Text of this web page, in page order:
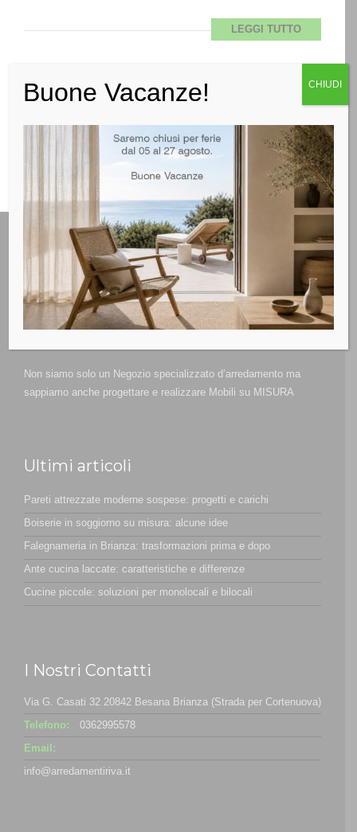
LEGGI TUTTO
Non siamo solo un Negozio specializzato d’arredamento ma
sappiamo anche progettare e realizzare Mobili su MISURA
Ultimi articoli
Pareti attrezzate moderne sospese: progetti e carichi
Boiserie in soggiorno su misura: alcune idee
Falegnameria in Brianza: trasformazioni prima e dopo
Ante cucina laccate: caratteristiche e differenze
Cucine piccole: soluzioni per monolocali e bilocali
I Nostri Contatti
Via G. Casati 32 20842 Besana Brianza (Strada per Cortenuova)
Telefono:
0362995578
Email:
info@arredamentiriva.it
Buone Vacanze! CHIUDI